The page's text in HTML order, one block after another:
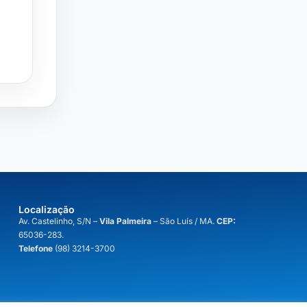
Localização
Av. Castelinho, S/N – Vila Palmeira – São Luís / MA. CEP:
65036-283.
Telefone(98) 3214-3700